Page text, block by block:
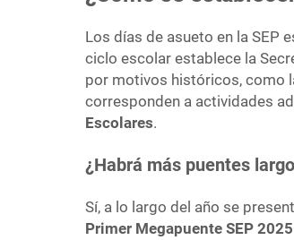
Los días de asueto en la SEP
ciclo escolar establece la
por motivos históricos, como
corresponden a actividades
Escolares.
¿Habrá más puentes
Sí, a lo largo del año se
Primer Megapuente SEP 2025